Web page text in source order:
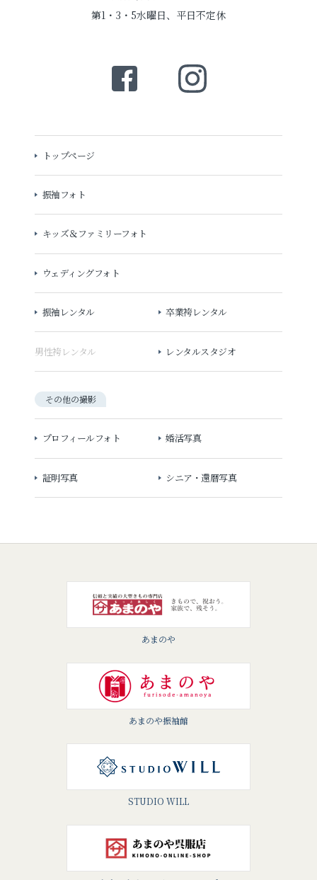
第1・3・5水曜日、平日不定休
トップページ
振袖フォト
キッズ＆ファミリーフォト
ウェディングフォト
振袖レンタル 卒業袴レンタル
男性袴レンタル レンタルスタジオ
その他の撮影
プロフィールフォト 婚活写真
証明写真 シニア・還暦写真
あまのや
あまのや振袖館
STUDIO WILL